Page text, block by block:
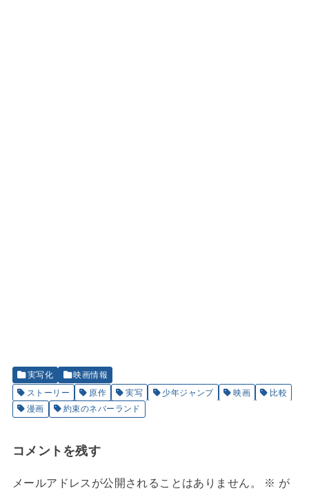
実写化
映画情報
ストーリー
原作 実写 少年ジャンプ 映画
比較
漫画
約束のネバーランド
コメントを残す
メールアドレスが公開されることはありません。 ※ が